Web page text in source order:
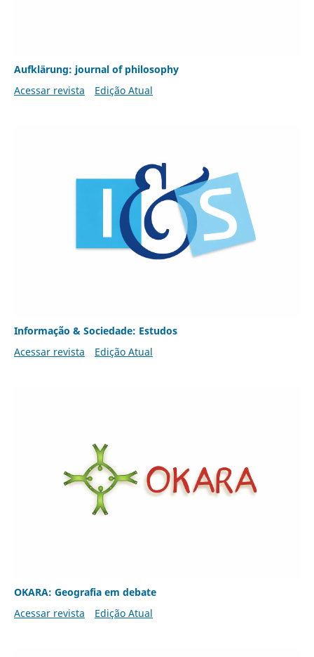
Aufklärung: journal of philosophy
Acessar revista
Edição Atual
Informação & Sociedade: Estudos
Acessar revista
Edição Atual
OKARA: Geografia em debate
Acessar revista
Edição Atual